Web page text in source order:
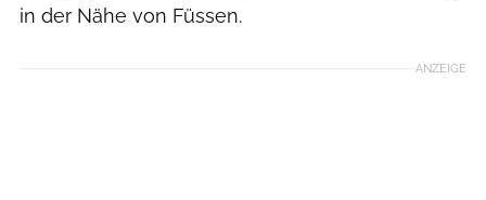
in der Nähe von Füssen.
ANZEIGE